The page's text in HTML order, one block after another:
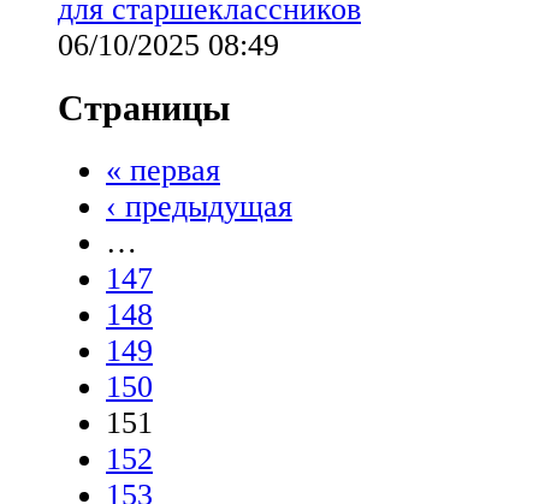
для старшеклассников
06/10/2025 08:49
Страницы
« первая
‹ предыдущая
…
147
148
149
150
151
152
153